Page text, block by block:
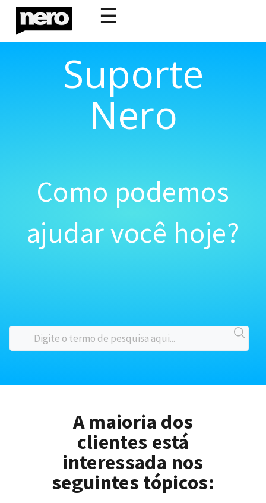
☰
Suporte
Nero
Como podemos
ajudar você hoje?
A maioria dos
clientes está
interessada nos
seguintes tópicos: